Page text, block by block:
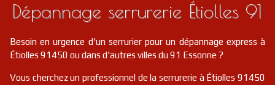
Dépannage serrurerie Étiolles 91
Besoin en urgence d'un serrurier pour un dépannage express à
Étiolles 91450 ou dans d'autres villes du 91 Essonne ?
Vous cherchez un professionnel de la serrurerie à Étiolles 91450